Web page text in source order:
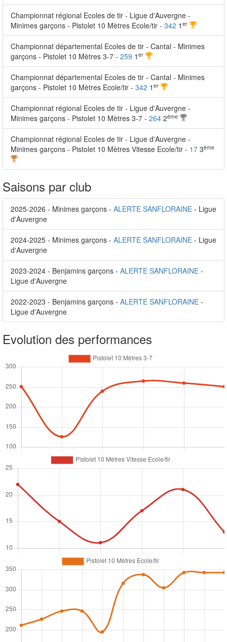
Championnat régional Ecoles de tir - Ligue d'Auvergne -
Minimes garçons - Pistolet 10 Mètres Ecole/tir - 342 1 er
Championnat départemental Ecoles de tir - Cantal - Minimes
garçons - Pistolet 10 Mètres 3-7 - 259 1 er
Championnat départemental Ecoles de tir - Cantal - Minimes
garçons - Pistolet 10 Mètres Ecole/tir - 342 1 er
Championnat régional Ecoles de tir - Ligue d'Auvergne -
Minimes garçons - Pistolet 10 Mètres 3-7 - 264 2ème
Championnat régional Ecoles de tir - Ligue d'Auvergne -
Minimes garçons - Pistolet 10 Mètres Vitesse Ecole/tir - 17 3ème
Saisons par club
2025-2026 - Minimes garçons - ALERTE SANFLORAINE - Ligue
d'Auvergne
2024-2025 - Minimes garçons - ALERTE SANFLORAINE - Ligue
d'Auvergne
2023-2024 - Benjamins garçons - ALERTE SANFLORAINE -
Ligue d'Auvergne
2022-2023 - Benjamins garçons - ALERTE SANFLORAINE -
Ligue d'Auvergne
Evolution des performances